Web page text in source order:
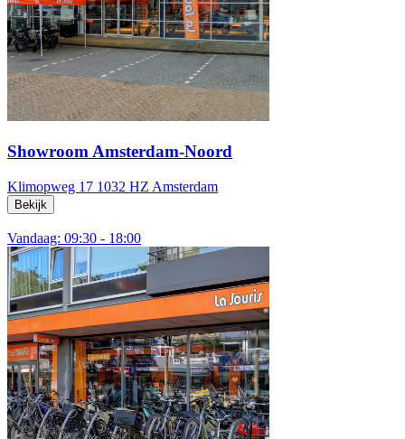
Showroom Amsterdam-Noord
Klimopweg 17 1032 HZ Amsterdam
Bekijk
Vandaag: 09:30 - 18:00